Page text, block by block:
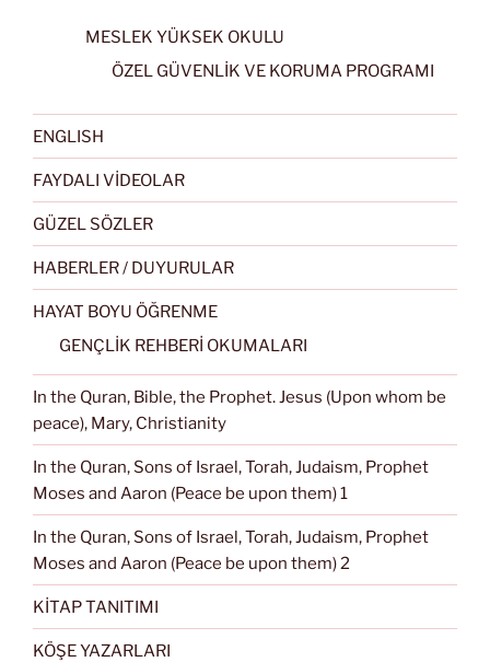
MESLEK YÜKSEK OKULU
ÖZEL GÜVENLİK VE KORUMA PROGRAMI
ENGLISH
FAYDALI VİDEOLAR
GÜZEL SÖZLER
HABERLER / DUYURULAR
HAYAT BOYU ÖĞRENME
GENÇLİK REHBERİ OKUMALARI
In the Quran, Bible, the Prophet. Jesus (Upon whom be
peace), Mary, Christianity
In the Quran, Sons of Israel, Torah, Judaism, Prophet
Moses and Aaron (Peace be upon them) 1
In the Quran, Sons of Israel, Torah, Judaism, Prophet
Moses and Aaron (Peace be upon them) 2
KİTAP TANITIMI
KÖŞE YAZARLARI